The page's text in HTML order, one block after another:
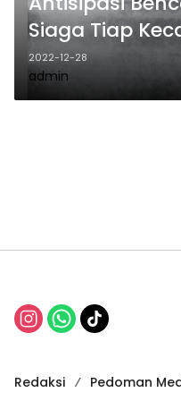
Siaga Tiap
2022-12-28
admin
Redaksi Pedoman